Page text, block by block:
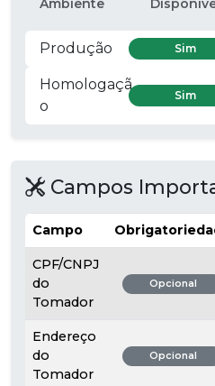
Ambiente
Produção Sim
Homologaçã
o
Sim
Campos
Campo
CPF/CNPJ
do
Tomador
Opcional
Endereço
do
Tomador
Opcional